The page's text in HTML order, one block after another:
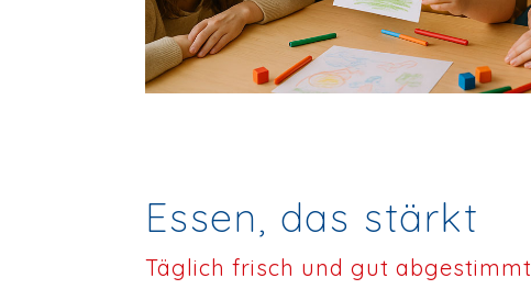
Essen, das stärkt
Täglich frisch und gut abgestimmt